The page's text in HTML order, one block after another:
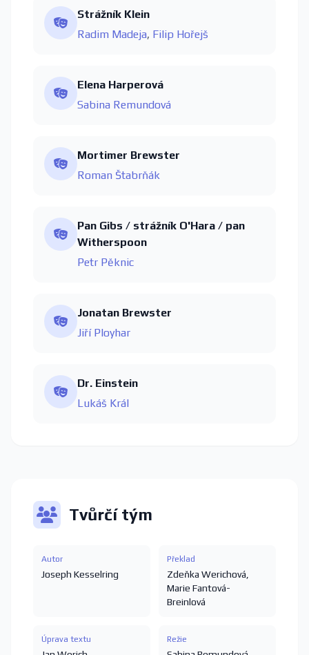
Strážník Klein
Radim Madeja, Filip Hořejš
Elena Harperová
Sabina Remundová
Mortimer Brewster
Roman Štabrňák
Pan Gibs / strážník O'Hara / pan
Witherspoon
Petr Pěknic
Jonatan Brewster
Jiří Ployhar
Dr. Einstein
Lukáš Král
Tvůrčí tým
Autor
Joseph Kesselring
Překlad
Zdeňka Werichová
Marie Fantová-
Breinlová
Úprava textu Režie